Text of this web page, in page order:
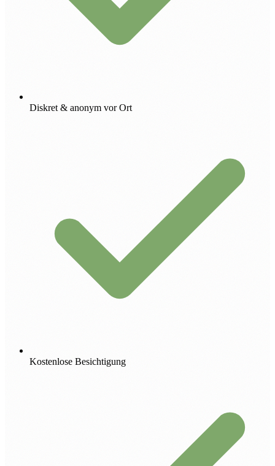
Diskret & anonym vor Ort
Kostenlose Besichtigung